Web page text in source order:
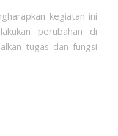
kegiatan ini
perubahan di
tugas dan fungsi